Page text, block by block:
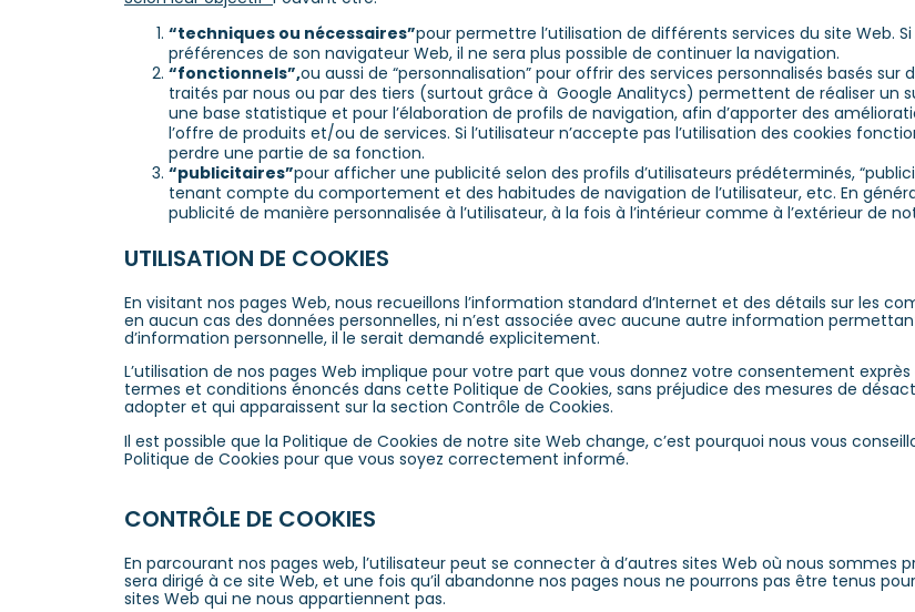
“techniques ou nécessaires”pour permettre l’utilisation de différents services du site Web.
préférences de son navigateur Web, il ne sera plus possible de continuer la navigation.
“fonctionnels”,ou aussi de “personnalisation” pour offrir des services personnalisés basés sur
traités par nous ou par des tiers (surtout grâce à Google Analitycs) permettent de réaliser un
une base statistique et pour l’élaboration de profils de navigation, afin d’apporter des
l’offre de produits et/ou de services. Si l’utilisateur n’accepte pas l’utilisation des cookies
perdre une partie de sa fonction.
“publicitaires”pour afficher une publicité selon des profils d’utilisateurs prédéterminés,
tenant compte du comportement et des habitudes de navigation de l’utilisateur, etc. En
publicité de manière personnalisée à l’utilisateur, à la fois à l’intérieur comme à l’extérieur de
UTILISATION DE COOKIES
En visitant nos pages Web, nous recueillons l’information standard d’Internet et des détails sur les
en aucun cas des données personnelles, ni n’est associée avec aucune autre information
d’information personnelle, il le serait demandé explicitement.
L’utilisation de nos pages Web implique pour votre part que vous donnez votre consentement
termes et conditions énoncés dans cette Politique de Cookies, sans préjudice des mesures de
adopter et qui apparaissent sur la section Contrôle de Cookies.
Il est possible que la Politique de Cookies de notre site Web change, c’est pourquoi nous vous
Politique de Cookies pour que vous soyez correctement informé.
CONTRÔLE DE COOKIES
En parcourant nos pages web, l’utilisateur peut se connecter à d’autres sites Web où nous sommes
sera dirigé à ce site Web, et une fois qu’il abandonne nos pages nous ne pourrons pas être tenus
sites Web qui ne nous appartiennent pas.